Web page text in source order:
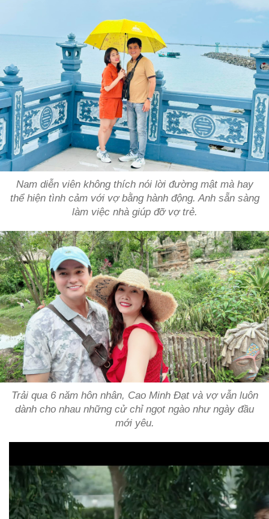
Nam diễn viên không thích nói lời đường mật mà hay
thể hiện tình cảm với vợ bằng hành động. Anh sẵn sàng
làm việc nhà giúp đỡ vợ trẻ.
Trải qua 6 năm hôn nhân, Cao Minh Đạt và vợ vẫn luôn
dành cho nhau những cử chỉ ngọt ngào như ngày đầu
mới yêu.